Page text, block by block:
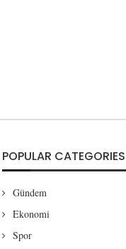
POPULAR CATEGORIES
Gündem
Ekonomi
Spor